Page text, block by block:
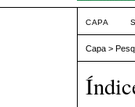
CAPA
Capa >